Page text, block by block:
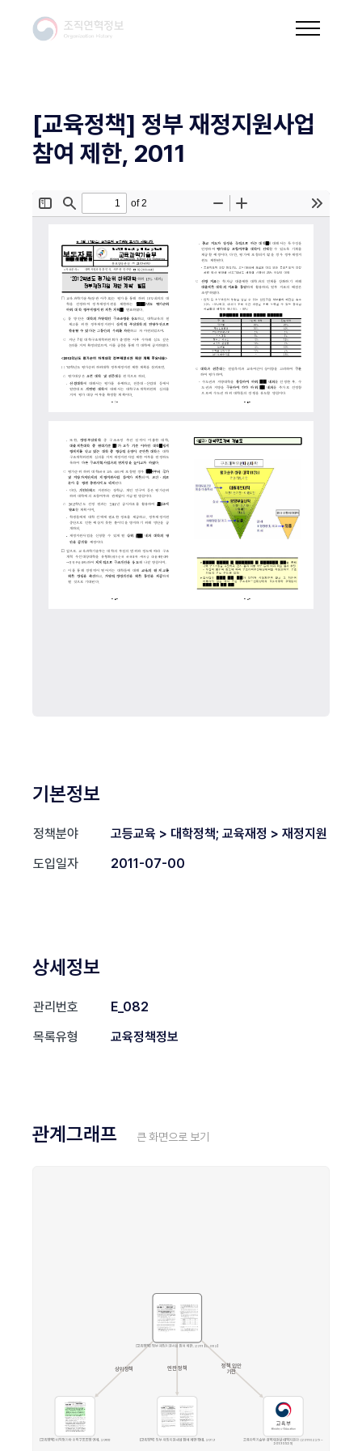
[교육정책] 정부 재정지원사업
참여 제한, 2011
기본정보
정책분야
고등교육 > 대학정책; 교육재정 > 재정지원
도입일자
2011-07-00
상세정보
관리번호
E_082
목록유형
교육정책정보
관계그래프 큰 화면으로 보기